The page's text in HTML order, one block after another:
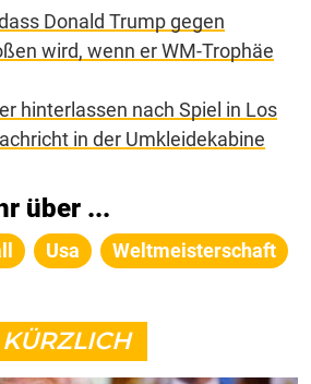
Donald Trump gegen
wird, wenn er WM-Trophäe
hinterlassen nach Spiel in Los
in der Umkleidekabine
über ...
Usa Weltmeisterschaft
KÜRZLICH